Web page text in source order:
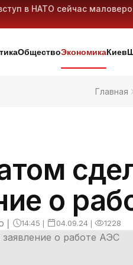
в НАТО сейчас
у детей
ИИ может вытеснить
под массированным
ОбществоЭкономикаКиев
Главная
о
❘ 14:45 ❘ 04.09.24 ❘ 1228